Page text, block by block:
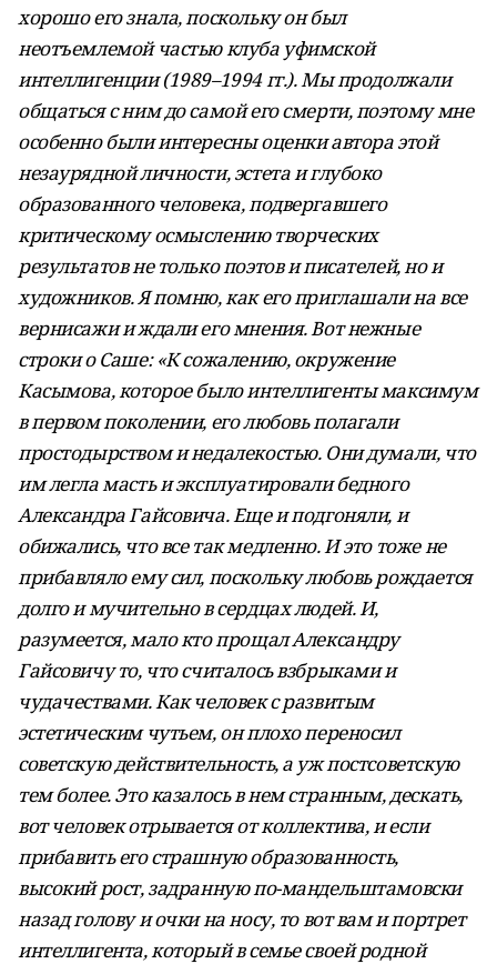
хорошо его знала, поскольку он был
неотъемлемой частью клуба уфимской
интеллигенции (1989–1994 гг.). Мы продолжали
общаться с ним до самой его смерти, поэтому мне
особенно были интересны оценки автора этой
незаурядной личности, эстета и глубоко
образованного человека, подвергавшего
критическому осмыслению творческих
результатов не только поэтов и писателей, но и
художников. Я помню, как его приглашали на все
вернисажи и ждали его мнения. Вот нежные
строки о Саше: «К сожалению, окружение
Касымова, которое было интеллигенты максимум
в первом поколении, его любовь полагали
простодырством и недалекостью. Они думали, что
им легла масть и эксплуатировали бедного
Александра Гайсовича. Еще и подгоняли, и
обижались, что все так медленно. И это тоже не
прибавляло ему сил, поскольку любовь рождается
долго и мучительно в сердцах людей. И,
разумеется, мало кто прощал Александру
Гайсовичу то, что считалось взбрыками и
чудачествами. Как человек с развитым
эстетическим чутьем, он плохо переносил
советскую действительность, а уж постсоветскую
тем более. Это казалось в нем странным, дескать,
вот человек отрывается от коллектива, и если
прибавить его страшную образованность,
высокий рост, задранную по-мандельштамовски
назад голову и очки на носу, то вот вам и портрет
интеллигента, который в семье своей родной